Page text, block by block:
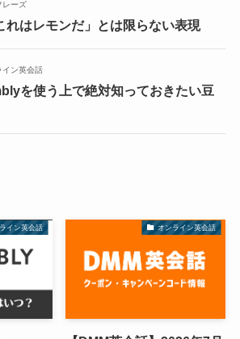
レーズ
れはレモンだ」とは限らない表現
イン英会話
を使う上で絶対知っておきたい豆
イン英会話 オンライン英会話